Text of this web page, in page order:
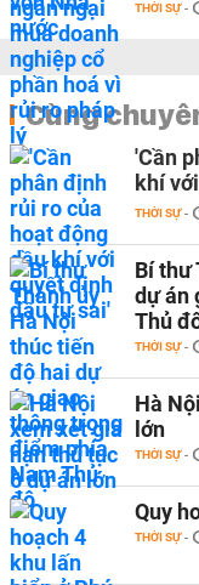
THỜI SỰ -
Cùng
'Cần
khí
THỜI SỰ -
Bí thư
dự án
Thủ
THỜI SỰ -
Hà
lớn
THỜI SỰ -
Quy
THỜI SỰ -